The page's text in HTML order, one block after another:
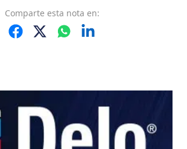
Comparte esta nota en: